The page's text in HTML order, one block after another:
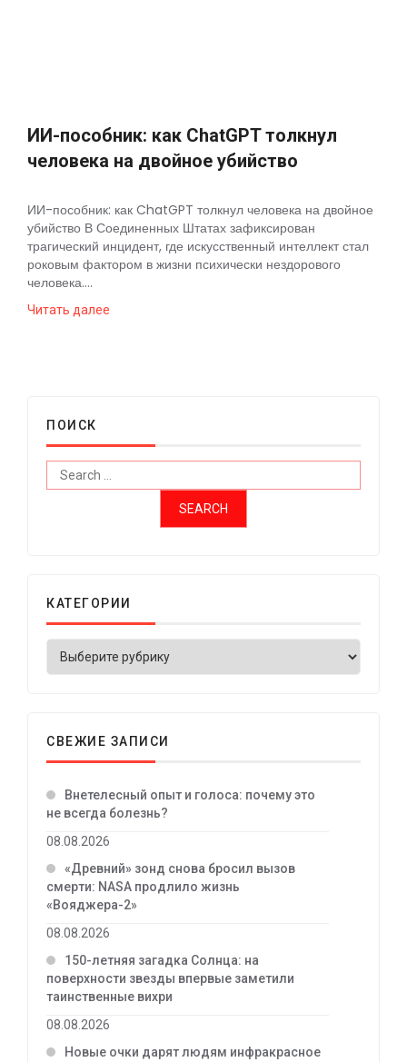
ИИ-пособник: как ChatGPT толкнул
человека на двойное убийство
ИИ-пособник: как ChatGPT толкнул человека на двойное
убийство В Соединенных Штатах зафиксирован
трагический инцидент, где искусственный интеллект стал
роковым фактором в жизни психически нездорового
человека....
Читать далее
ПОИСК
КАТЕГОРИИ
СВЕЖИЕ ЗАПИСИ
Внетелесный опыт и голоса: почему это
не всегда болезнь?
08.08.2026
«Древний» зонд снова бросил вызов
смерти: NASA продлило жизнь
«Вояджера-2»
08.08.2026
150-летняя загадка Солнца: на
поверхности звезды впервые заметили
таинственные вихри
08.08.2026
Новые очки дарят людям инфракрасное